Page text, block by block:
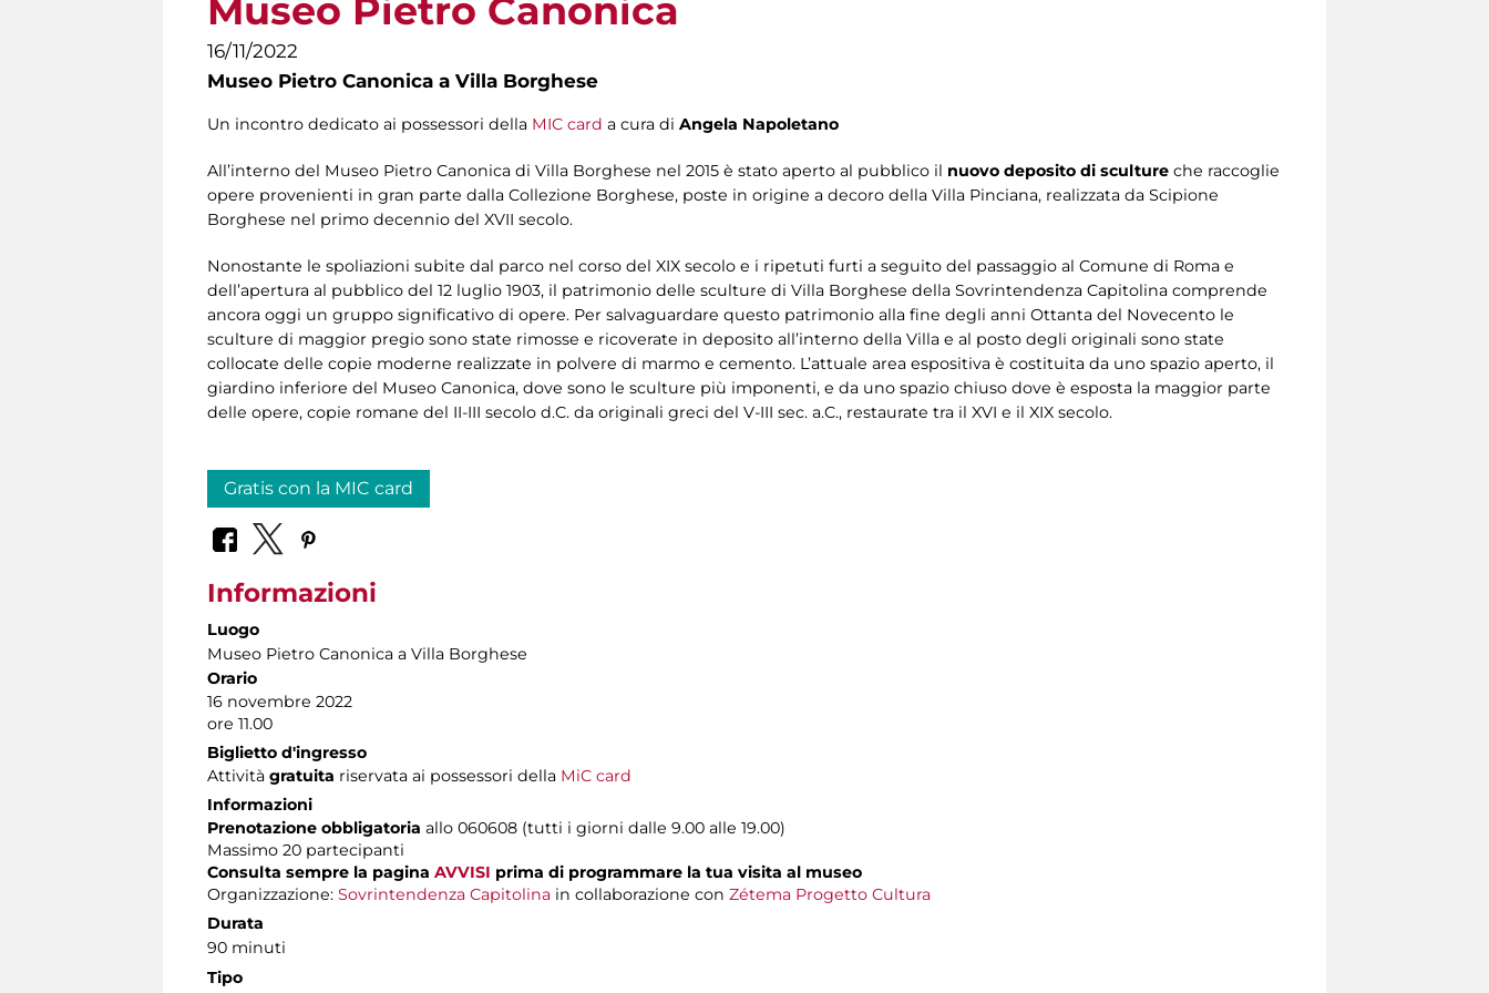
Museo Pietro Canonica
16/11/2022
Museo Pietro Canonica a Villa Borghese
Un incontro dedicato ai possessori della MIC card a cura di Angela Napoletano
All’interno del Museo Pietro Canonica di Villa Borghese nel 2015 è stato aperto al pubblico il nuovo deposito di sculture che raccoglie
opere provenienti in gran parte dalla Collezione Borghese, poste in origine a decoro della Villa Pinciana, realizzata da Scipione
Borghese nel primo decennio del XVII secolo.
Nonostante le spoliazioni subite dal parco nel corso del XIX secolo e i ripetuti furti a seguito del passaggio al Comune di Roma e
dell’apertura al pubblico del 12 luglio 1903, il patrimonio delle sculture di Villa Borghese della Sovrintendenza Capitolina comprende
ancora oggi un gruppo significativo di opere. Per salvaguardare questo patrimonio alla fine degli anni Ottanta del Novecento le
sculture di maggior pregio sono state rimosse e ricoverate in deposito all’interno della Villa e al posto degli originali sono state
collocate delle copie moderne realizzate in polvere di marmo e cemento. L’attuale area espositiva è costituita da uno spazio aperto, il
giardino inferiore del Museo Canonica, dove sono le sculture più imponenti, e da uno spazio chiuso dove è esposta la maggior parte
delle opere, copie romane del II-III secolo d.C. da originali greci del V-III sec. a.C., restaurate tra il XVI e il XIX secolo.
Gratis con la MIC card
Informazioni
Luogo
Museo Pietro Canonica a Villa Borghese
Orario
16 novembre 2022
ore 11.00
Biglietto d'ingresso
Attività gratuita riservata ai possessori della MiC card
Informazioni
Prenotazione obbligatoria allo 060608 (tutti i giorni dalle 9.00 alle 19.00)
Massimo 20 partecipanti
Consulta sempre la pagina AVVISI prima di programmare la tua visita al museo
Organizzazione: Sovrintendenza Capitolina in collaborazione con Zétema Progetto Cultura
Durata
90 minuti
Tipo